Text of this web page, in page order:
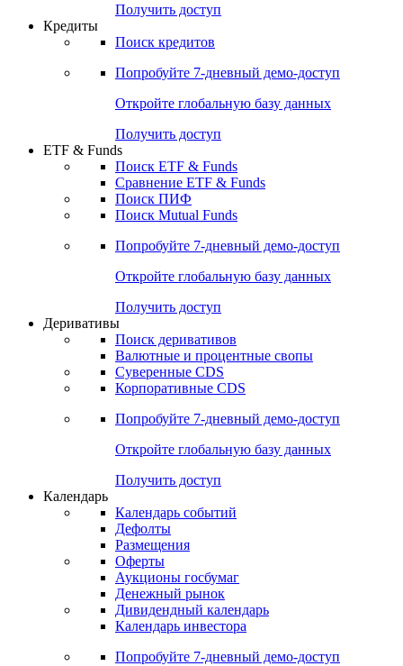
Получить доступ
Кредиты
Поиск кредитов
Попробуйте 7-дневный демо-доступ
Откройте глобальную базу данных
Получить доступ
ETF & Funds
Поиск ETF & Funds
Сравнение ETF & Funds
Поиск ПИФ
Поиск Mutual Funds
Попробуйте 7-дневный демо-доступ
Откройте глобальную базу данных
Получить доступ
Деривативы
Поиск деривативов
Валютные и процентные свопы
Суверенные CDS
Корпоративные CDS
Попробуйте 7-дневный демо-доступ
Откройте глобальную базу данных
Получить доступ
Календарь
Календарь событий
Дефолты
Размещения
Оферты
Аукционы госбумаг
Денежный рынок
Дивидендный календарь
Календарь инвестора
Попробуйте 7-дневный демо-доступ